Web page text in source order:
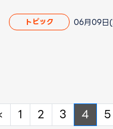
トピック
Previous
1 2 3 4 5